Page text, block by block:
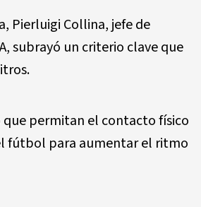
Pierluigi Collina, jefe de
subrayó un criterio clave que
que permitan el contacto físico
fútbol para aumentar el ritmo